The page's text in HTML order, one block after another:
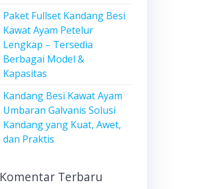
Paket Fullset Kandang Besi
Kawat Ayam Petelur
Lengkap – Tersedia
Berbagai Model &
Kapasitas
Kandang Besi Kawat Ayam
Umbaran Galvanis Solusi
Kandang yang Kuat, Awet,
dan Praktis
Komentar Terbaru